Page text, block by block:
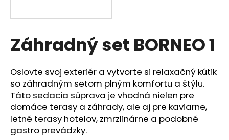
Záhradný set BORNEO 1
Oslovte svoj exteriér a vytvorte si relaxačný kútik
so záhradným setom plným komfortu a štýlu.
Táto sedacia súprava je vhodná nielen pre
domáce terasy a záhrady, ale aj pre kaviarne,
letné terasy hotelov, zmrzlinárne a podobné
gastro prevádzky.
s
ť
?
HĽADAŤ